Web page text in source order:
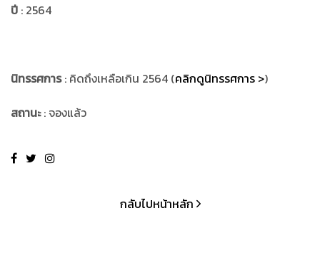
ปี : 2564
นิทรรศการ: คิดถึงเหลือเกิน 2564 (คลิกดูนิทรรศการ >)
สถานะ: จองแล้ว
กลับไปหน้าหลัก